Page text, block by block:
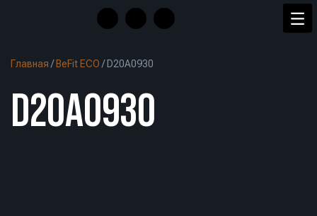
Главная / BeFit ECO / D20A0930
D20A0930